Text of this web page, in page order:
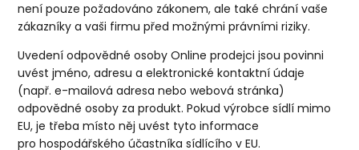
není pouze požadováno zákonem, ale také chrání vaše
zákazníky a vaši firmu před možnými právními riziky.
Uvedení odpovědné osoby Online prodejci jsou povinni
uvést jméno, adresu a elektronické kontaktní údaje
(např. e-mailová adresa nebo webová stránka)
odpovědné osoby za produkt. Pokud výrobce sídlí mimo
EU, je třeba místo něj uvést tyto informace
pro hospodářského účastníka sídlícího v EU.